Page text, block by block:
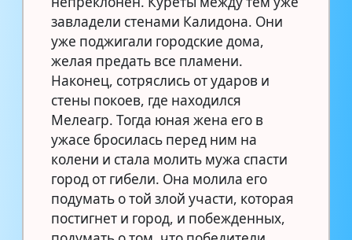
завладели стенами Калидона. Они
уже поджигали городские дома,
желая предать все пламени.
Наконец, сотряслись от ударов и
стены покоев, где находился
Мелеагр. Тогда юная жена его в
ужасе бросилась перед ним на
колени и стала молить мужа спасти
город от гибели. Она молила его
подумать о той злой участи, которая
постигнет и город, и побежденных,